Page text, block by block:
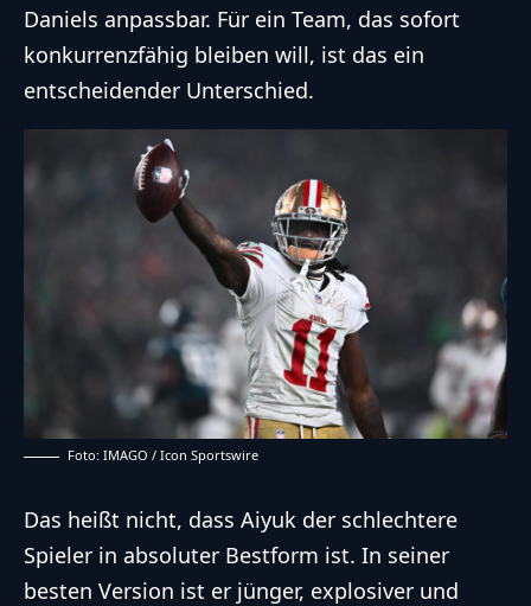
Daniels anpassbar. Für ein Team, das sofort
konkurrenzfähig bleiben will, ist das ein
entscheidender Unterschied.
Foto: IMAGO / Icon Sportswire
Das heißt nicht, dass Aiyuk der schlechtere
Spieler in absoluter Bestform ist. In seiner
besten Version ist er jünger, explosiver und